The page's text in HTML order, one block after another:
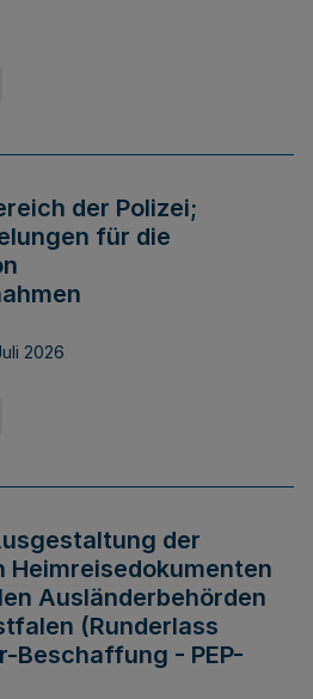
der Polizei;
für die
2026
der
Heimreisedokumenten
Ausländerbehörden
(Runderlass
Beschaffung - PEP-